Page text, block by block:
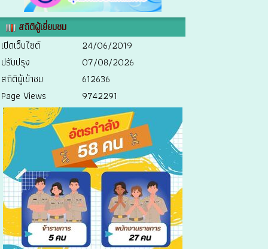
สถิติผู้เยี่ยมชม
เปิดเว็บไซต์
24/06/2019
ปรับปรุง
07/08/2026
สถิติผู้เข้าชม
612636
Page Views
9742291